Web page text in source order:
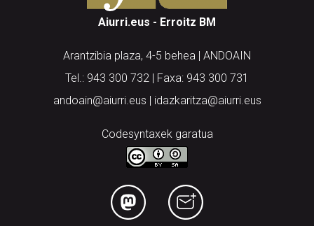
Arantzibia plaza, 4-5 behea | ANDOAIN
Codesyntaxek garatua
LEGE OHARRA